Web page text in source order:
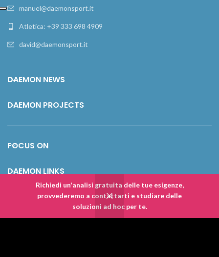
Richiedi un'analisi gratuita delle tue esigenze,
provvederemo a contattarti e studiare delle
soluzioni ad hoc per te.
manuel@daemonsport.it
Atletica: +39 333 698 4909
david@daemonsport.it
DAEMON NEWS
DAEMON PROJECTS
FOCUS ON
DAEMON LINKS
DAEMON KISS